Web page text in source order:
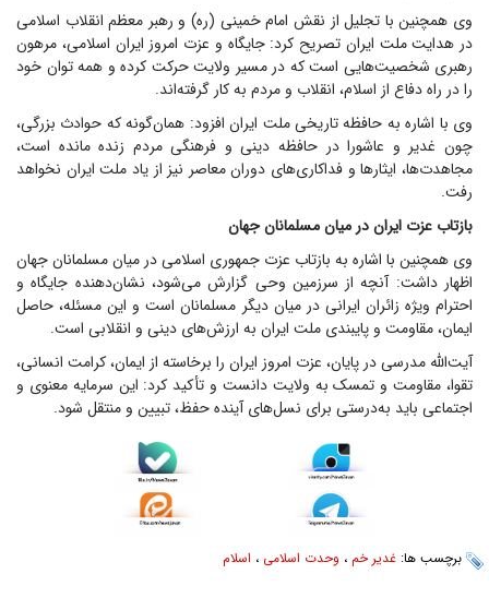
وی همچنین با تجلیل از نقش امام خمینی (ره) و رهبر معظم انقلاب اسلامی
در هدایت ملت ایران تصریح کرد: جایگاه و عزت امروز ایران اسلامی، مرهون
رهبری شخصیت‌هایی است که در مسیر ولایت حرکت کرده و همه توان خود
را در راه دفاع از اسلام، انقلاب و مردم به کار گرفته‌اند.
وی با اشاره به حافظه تاریخی ملت ایران افزود: همان‌گونه که حوادث بزرگی،
چون غدیر و عاشورا در حافظه دینی و فرهنگی مردم زنده مانده است،
مجاهدت‌ها، ایثار‌ها و فداکاری‌های دوران معاصر نیز از یاد ملت ایران نخواهد
رفت.
بازتاب عزت ایران در میان مسلمانان جهان
وی همچنین با اشاره به بازتاب عزت جمهوری اسلامی در میان مسلمانان جهان
اظهار داشت: آنچه از سرزمین وحی گزارش می‌شود، نشان‌دهنده جایگاه و
احترام ویژه زائران ایرانی در میان دیگر مسلمانان است و این مسئله، حاصل
ایمان، مقاومت و پایبندی ملت ایران به ارزش‌های دینی و انقلابی است.
آیت‌الله مدرسی در پایان، عزت امروز ایران را برخاسته از ایمان، کرامت انسانی،
تقوا، مقاومت و تمسک به ولایت دانست و تأکید کرد: این سرمایه معنوی و
اجتماعی باید به‌درستی برای نسل‌های آینده حفظ، تبیین و منتقل شود.
برچسب ها: غدیر خم ، وحدت اسلامی ، اسلام